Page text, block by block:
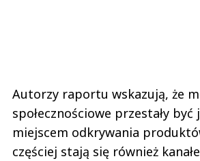
Autorzy raportu wskazują, że
społecznościowe przestały być
miejscem odkrywania
częściej stają się również